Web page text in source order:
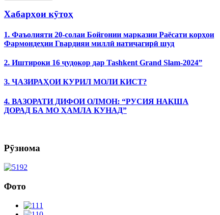
Хабарҳои кӯтоҳ
1. Фаъолияти 20-солаи Бойгонии марказии Раёсати корҳои
Фармондеҳии Гвардияи миллӣ натиҷагирӣ шуд
2. Иштироки 16 ҷудокор дар Tashkent Grand Slam-2024”
3. ҶАЗИРАҲОИ КУРИЛ МОЛИ КИСТ?
4. ВАЗОРАТИ ДИФОИ ОЛМОН: “РУСИЯ НАҚША
ДОРАД БА МО ҲАМЛА КУНАД”
Рӯзнома
Фото